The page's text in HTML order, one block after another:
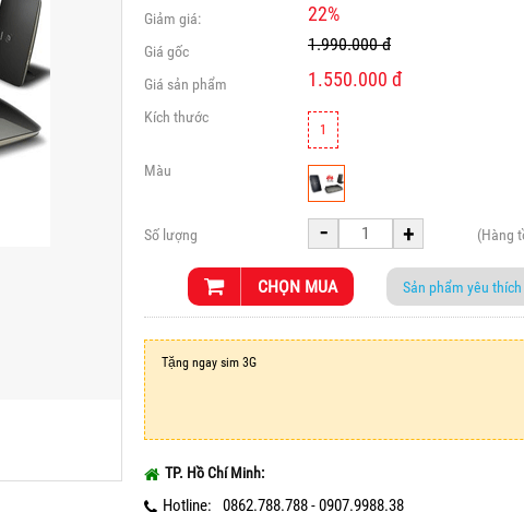
Giảm giá: 22%
Giá gốc 1.990.000 đ
Giá sản phẩm 1.550.000 đ
Kích thước
1
Màu
Số lượng - + (Hàng
CHỌN MUA Sản phẩm yêu
Tặng ngay sim 3G
TP. Hồ Chí Minh:
Hotline:
0862.788.788 - 0907.9988.38